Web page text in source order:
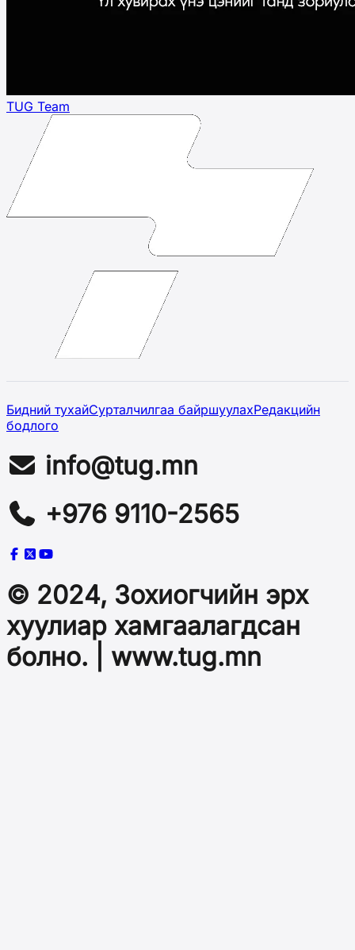
TUG Team
Бидний тухайСурталчилгаа байршуулахРедакцийн
бодлого
info@tug.mn
+976 9110-2565
© 2024, Зохиогчийн эрх
хуулиар хамгаалагдсан
болно. | www.tug.mn